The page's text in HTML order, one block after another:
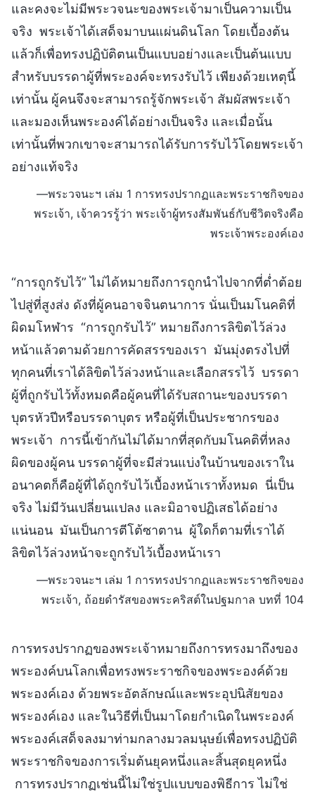
และคงจะไม่มีพระวจนะของพระเจ้ามาเป็นความเป็น
จริง พระเจ้าได้เสด็จมาบนแผ่นดินโลก โดยเบื้องต้น
แล้วก็เพื่อทรงปฏิบัติตนเป็นแบบอย่างและเป็นต้นแบบ
สำหรับบรรดาผู้ที่พระองค์จะทรงรับไว้ เพียงด้วยเหตุนี้
เท่านั้น ผู้คนจึงจะสามารถรู้จักพระเจ้า สัมผัสพระเจ้า
และมองเห็นพระองค์ได้อย่างเป็นจริง และเมื่อนั้น
เท่านั้นที่พวกเขาจะสามารถได้รับการรับไว้โดยพระเจ้า
อย่างแท้จริง
—พระวจนะฯ เล่ม 1 การทรงปรากฏและพระราชกิจของ
พระเจ้า, เจ้าควรรู้ว่า พระเจ้าผู้ทรงสัมพันธ์กับชีวิตจริงคือ
พระเจ้าพระองค์เอง
“การถูกรับไว้” ไม่ได้หมายถึงการถูกนำไปจากที่ต่ำต้อย
ไปสู่ที่สูงส่ง ดังที่ผู้คนอาจจินตนาการ นั่นเป็นมโนคติที่
ผิดมโหฬาร “การถูกรับไว้” หมายถึงการลิขิตไว้ล่วง
หน้าแล้วตามด้วยการคัดสรรของเรา มันมุ่งตรงไปที่
ทุกคนที่เราได้ลิขิตไว้ล่วงหน้าและเลือกสรรไว้ บรรดา
ผู้ที่ถูกรับไว้ทั้งหมดคือผู้คนที่ได้รับสถานะของบรรดา
บุตรหัวปีหรือบรรดาบุตร หรือผู้ที่เป็นประชากรของ
พระเจ้า การนี้เข้ากันไม่ได้มากที่สุดกับมโนคติที่หลง
ผิดของผู้คน บรรดาผู้ที่จะมีส่วนแบ่งในบ้านของเราใน
อนาคตก็คือผู้ที่ได้ถูกรับไว้เบื้องหน้าเราทั้งหมด นี่เป็น
จริง ไม่มีวันเปลี่ยนแปลง และมิอาจปฏิเสธได้อย่าง
แน่นอน มันเป็นการตีโต้ซาตาน ผู้ใดก็ตามที่เราได้
ลิขิตไว้ล่วงหน้าจะถูกรับไว้เบื้องหน้าเรา
—พระวจนะฯ เล่ม 1 การทรงปรากฏและพระราชกิจของ
พระเจ้า, ถ้อยดำรัสของพระคริสต์ในปฐมกาล บทที่ 104
การทรงปรากฏของพระเจ้าหมายถึงการทรงมาถึงของ
พระองค์บนโลกเพื่อทรงพระราชกิจของพระองค์ด้วย
พระองค์เอง ด้วยพระอัตลักษณ์และพระอุปนิสัยของ
พระองค์เอง และในวิธีที่เป็นมาโดยกำเนิดในพระองค์
พระองค์เสด็จลงมาท่ามกลางมวลมนุษย์เพื่อทรงปฏิบัติ
พระราชกิจของการเริ่มต้นยุคหนึ่งและสิ้นสุดยุคหนึ่ง
การทรงปรากฏเช่นนี้ไม่ใช่รูปแบบของพิธีการ ไม่ใช่